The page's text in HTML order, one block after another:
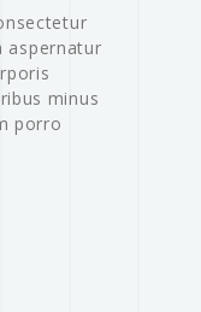
aspernatur
minus
porro